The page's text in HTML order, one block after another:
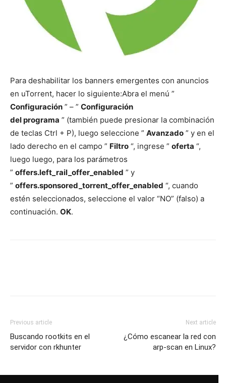
Para deshabilitar los banners emergentes con anuncios
en uTorrent, hacer lo siguiente:Abra el menú ”
Configuración ” – ” Configuración
delprograma ” (también puede presionar la combinación
de teclas Ctrl + P), luego seleccione ” Avanzado ” y en el
lado derecho en el campo ” Filtro “, ingrese ” oferta “,
luego luego, para los parámetros
” offers.left_rail_offer_enabled ” y
” offers.sponsored_torrent_offer_enabled “, cuando
estén seleccionados, seleccione el valor “NO” (falso) a
continuación. OK.
Previous article
Buscando rootkits en el
servidor con rkhunter
Next article
¿Cómo escanear la red con
arp-scan en Linux?